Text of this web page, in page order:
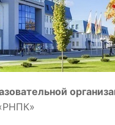
Режим
Контакты